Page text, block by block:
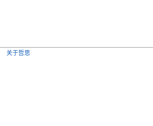
关于哲思